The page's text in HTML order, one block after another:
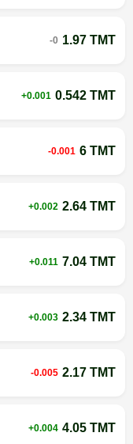
-0 1.97 TMT
+0.001 0.542 TMT
-0.001 6 TMT
+0.002 2.64 TMT
+0.011 7.04 TMT
+0.003 2.34 TMT
-0.005 2.17 TMT
+0.004 4.05 TMT